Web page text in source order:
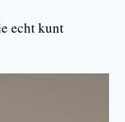
echt kunt